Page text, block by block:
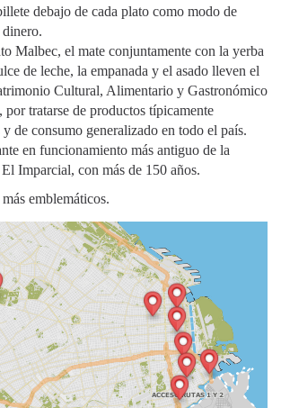
debajo de cada plato como modo de
dinero.
Malbec, el mate conjuntamente con la yerba
de leche, la empanada y el asado lleven el
Cultural, Alimentario y Gastronómico
por tratarse de productos típicamente
y de consumo generalizado en todo el país.
en funcionamiento más antiguo de la
Imparcial, con más de 150 años.
más emblemáticos.